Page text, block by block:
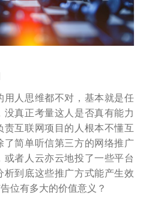
用人思维都不对，基本就是任
没真正考量这人是否真有能力
互联网项目的人根本不懂互
了简单听信第三方的网络推广
者人云亦云地投了一些平台
析到底这些推广方式能产生效
位有多大的价值意义？